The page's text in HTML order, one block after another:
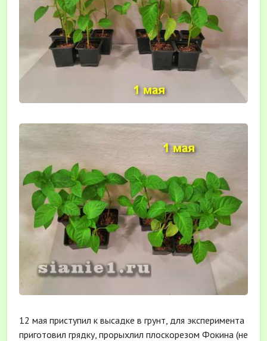
12 мая приступил к высадке в грунт, для эксперимента
приготовил грядку, прорыхлил плоскорезом Фокина (не